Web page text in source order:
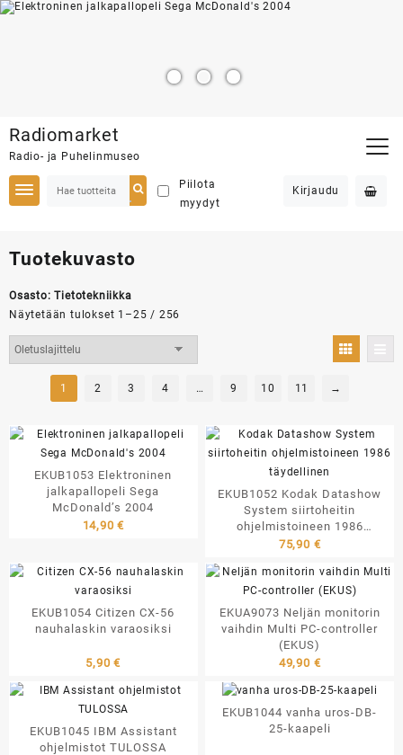
to
content
Radiomarket
Radio- ja Puhelinmuseo
Piilota
myydyt
Kirjaudu
Tuotekuvasto
Osasto:Tietotekniikka
Näytetään tulokset 1–25 / 256
1 2 3 4 … 9 10 11 →
EKUB1053 Elektroninen
jalkapallopeli Sega
McDonald’s 2004
14,90€
EKUB1052 Kodak Datashow
System siirtoheitin
ohjelmistoineen 1986
täydellinen
75,90 €
EKUB1054 Citizen CX-56
nauhalaskin varaosiksi
5,90€
EKUA9073 Neljän monitorin
vaihdin Multi PC-controller
(EKUS)
49,90 €
EKUB1045 IBM Assistant
ohjelmistot TULOSSA
EKUB1044 vanha uros-DB-
25-kaapeli